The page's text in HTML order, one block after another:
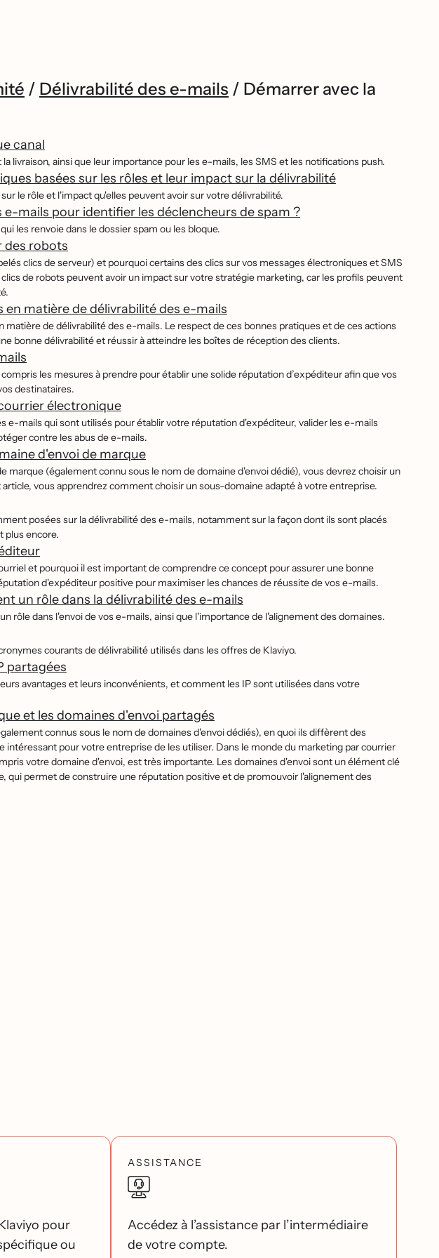
/ Délivrabilité des e-mails / Démarrer avec la
canal
livraison, ainsi que leur importance pour les e-mails, les SMS et les notifications push.
basées sur les rôles et leur impact sur la délivrabilité
le rôle et l'impact qu'elles peuvent avoir sur votre délivrabilité.
mails pour identifier les déclencheurs de spam ?
les renvoie dans le dossier spam ou les bloque.
des robots
clics de serveur) et pourquoi certains des clics sur vos messages électroniques et SMS
de robots peuvent avoir un impact sur votre stratégie marketing, car les profils peuvent
matière de délivrabilité des e-mails
de délivrabilité des e-mails. Le respect de ces bonnes pratiques et de ces actions
bonne délivrabilité et réussir à atteindre les boîtes de réception des clients.
les mesures à prendre pour établir une solide réputation d’expéditeur afin que vos
destinataires.
électronique
e-mails qui sont utilisés pour établir votre réputation d'expéditeur, valider les e-mails
contre les abus de e-mails.
d'envoi de marque
marque (également connu sous le nom de domaine d'envoi dédié), vous devrez choisir un
vous apprendrez comment choisir un sous-domaine adapté à votre entreprise.
posées sur la délivrabilité des e-mails, notamment sur la façon dont ils sont placés
plus encore.
et pourquoi il est important de comprendre ce concept pour assurer une bonne
d'expéditeur positive pour maximiser les chances de réussite de vos e-mails.
un rôle dans la délivrabilité des e-mails
rôle dans l'envoi de vos e-mails, ainsi que l'importance de l'alignement des domaines.
courants de délivrabilité utilisés dans les offres de Klaviyo.
partagées
avantages et leurs inconvénients, et comment les IP sont utilisées dans votre
et les domaines d'envoi partagés
connus sous le nom de domaines d'envoi dédiés), en quoi ils diffèrent des
intéressant pour votre entreprise de les utiliser. Dans le monde du marketing par courrier
votre domaine d'envoi, est très importante. Les domaines d'envoi sont un élément clé
qui permet de construire une réputation positive et de promouvoir l'alignement des
pour
ou
ASSISTANCE
Accédez à l’assistance par l’intermédiaire
de votre compte.